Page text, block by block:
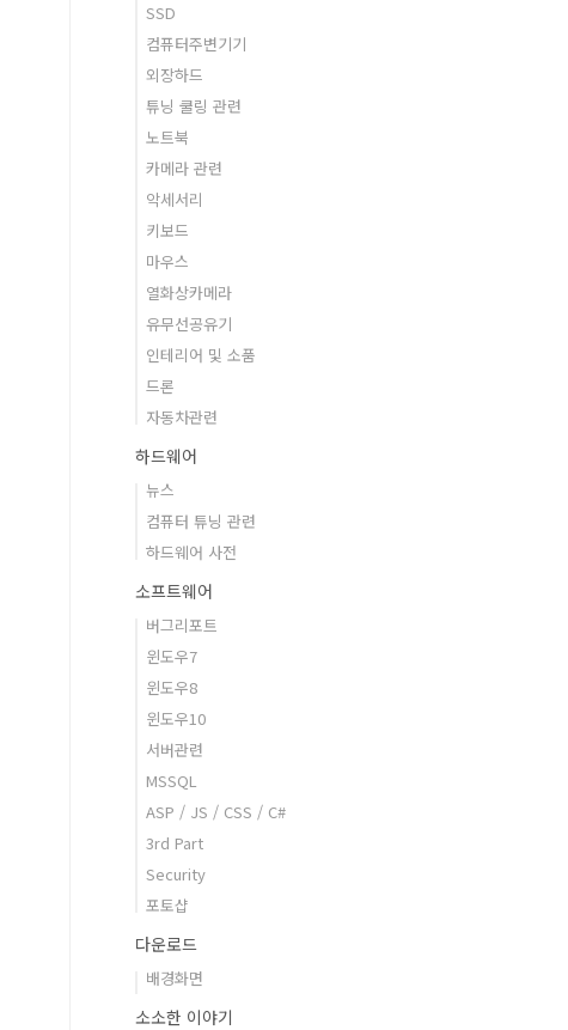
SSD
컴퓨터주변기기
외장하드
튜닝 쿨링 관련
노트북
카메라 관련
악세서리
키보드
마우스
열화상카메라
유무선공유기
인테리어 및 소품
드론
자동차관련
하드웨어
뉴스
컴퓨터 튜닝 관련
하드웨어 사전
소프트웨어
버그리포트
윈도우7
윈도우8
윈도우10
서버관련
MSSQL
ASP / JS / CSS / C#
3rd Part
Security
포토샵
다운로드
배경화면
소소한 이야기